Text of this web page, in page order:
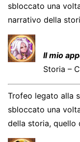
sbloccato una
narrativo della
Il mio
Storia –
Trofeo legato alla
sbloccato una
della storia, quello